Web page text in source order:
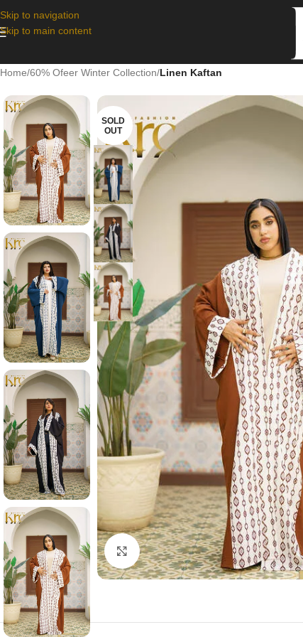
Skip to navigation
Skip to main content
Home/60% Ofeer Winter Collection/Linen Kaftan
SOLD
OUT
Click to enlarge